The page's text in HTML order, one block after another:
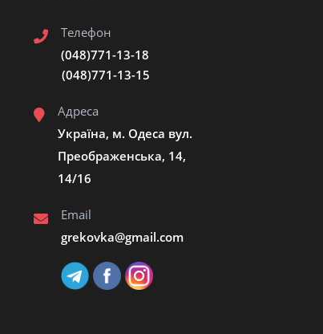
Телефон
(048)771-13-18
(048)771-13-15
Адреса
Україна, м. Одеса вул.
Преображенська, 14,
14/16
Email
grekovka@gmail.сom